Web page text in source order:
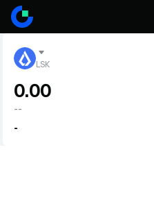
LSK
0.00
--
-